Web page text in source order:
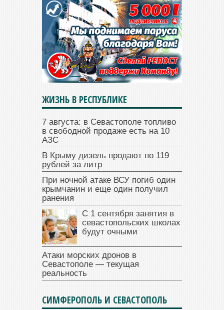
ЖИЗНЬ В РЕСПУБЛИКЕ
7 августа: в Севастополе топливо
в свободной продаже есть на 10
АЗС
В Крыму дизель продают по 119
рублей за литр
При ночной атаке ВСУ погиб один
крымчанин и еще один получил
ранения
С 1 сентября занятия в
севастопольских школах
будут очными
Атаки морских дронов в
Севастополе — текущая
реальность
СИМФЕРОПОЛЬ И СЕВАСТОПОЛЬ